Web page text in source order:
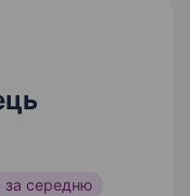
за середню